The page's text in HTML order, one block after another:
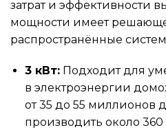
затрат и эффективности
мощности имеет
распространённые
3 кВт:Подходит для
в электроэнергии
от 35 до 55 миллионов
производить около 360